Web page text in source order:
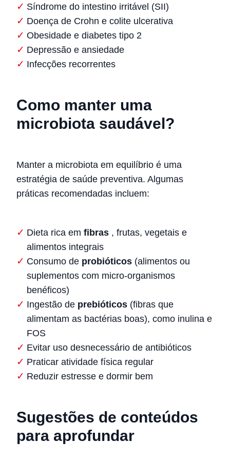
Síndrome do intestino irritável (SII)
Doença de Crohn e colite ulcerativa
Obesidade e diabetes tipo 2
Depressão e ansiedade
Infecções recorrentes
Como manter uma
microbiota saudável?
Manter a microbiota em equilíbrio é uma
estratégia de saúde preventiva. Algumas
práticas recomendadas incluem:
Dieta rica em fibras , frutas, vegetais e
alimentos integrais
Consumo de probióticos (alimentos ou
suplementos com micro-organismos
benéficos)
Ingestão de prebióticos (fibras que
alimentam as bactérias boas), como inulina e
FOS
Evitar uso desnecessário de antibióticos
Praticar atividade física regular
Reduzir estresse e dormir bem
Sugestões de conteúdos
para aprofundar